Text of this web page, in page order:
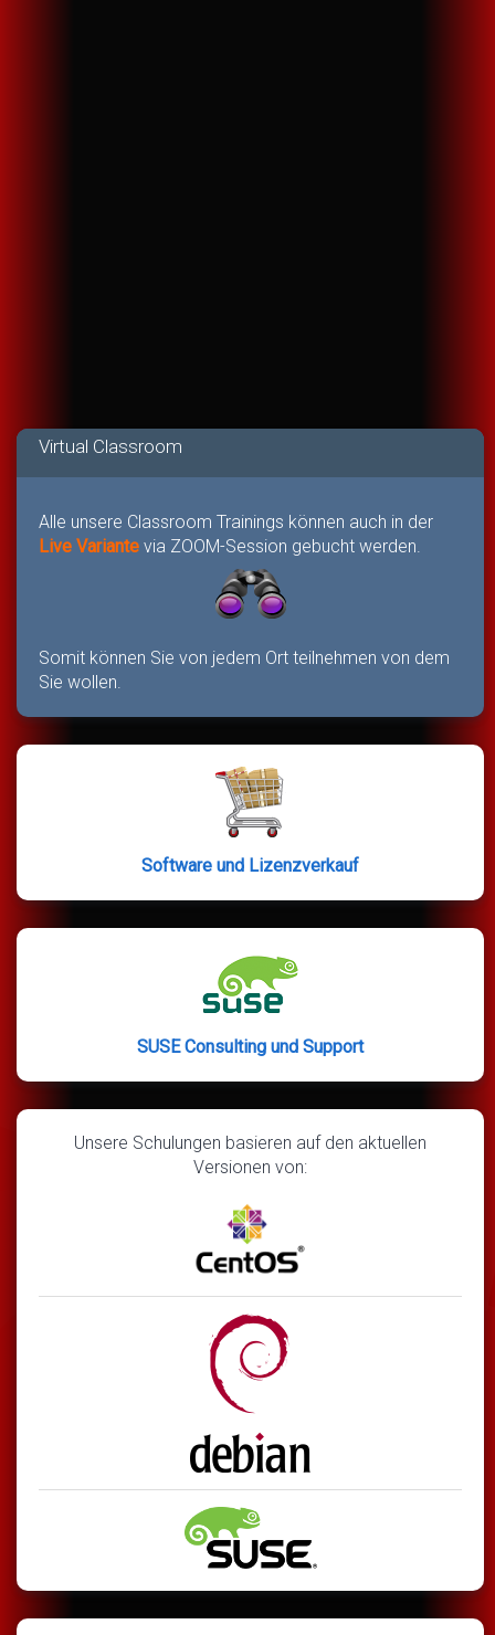
Virtual Classroom
Alle unsere Classroom Trainings können auch in der
Live Variante via ZOOM-Session gebucht werden.
Somit können Sie von jedem Ort teilnehmen von dem
Sie wollen.
Software und Lizenzverkauf
SUSE Consulting und Support
Unsere Schulungen basieren auf den aktuellen
Versionen von: